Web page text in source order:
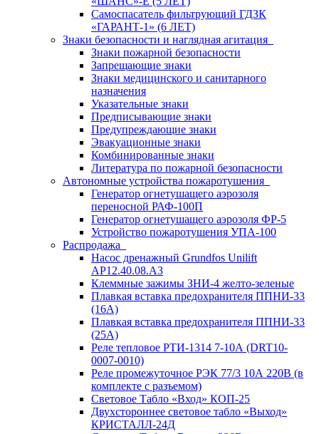
Самоспасатель фильтрующий ГДЗК
«ГАРАНТ-1» (6 ЛЕТ)
Знаки безопасности и наглядная агитация
Знаки пожарной безопасности
Запрещающие знаки
Знаки медицинского и санитарного
назначения
Указательные знаки
Предписывающие знаки
Предупреждающие знаки
Эвакуационные знаки
Комбинированные знаки
Литература по пожарной безопасности
Автономные устройства пожаротушения
Генератор огнетушащего аэрозоля
переносной РАФ-100П
Генератор огнетушащего аэрозоля ФР-5
Устройство пожаротушения УПА-100
Распродажа
Насос дренажный Grundfos Unilift
АP12.40.08.A3
Клеммные зажимы ЗНИ-4 желто-зеленые
Плавкая вставка предохранителя ППНИ-33
(16А)
Плавкая вставка предохранителя ППНИ-33
(25А)
Реле тепловое РТИ-1314 7-10А (DRT10-
0007-0010)
Реле промежуточное РЭК 77/3 10А 220В (в
комплекте с разъемом)
Световое Табло «Вход» КОП-25
Двухстороннее световое табло «Выход»
КРИСТАЛЛ-24Д